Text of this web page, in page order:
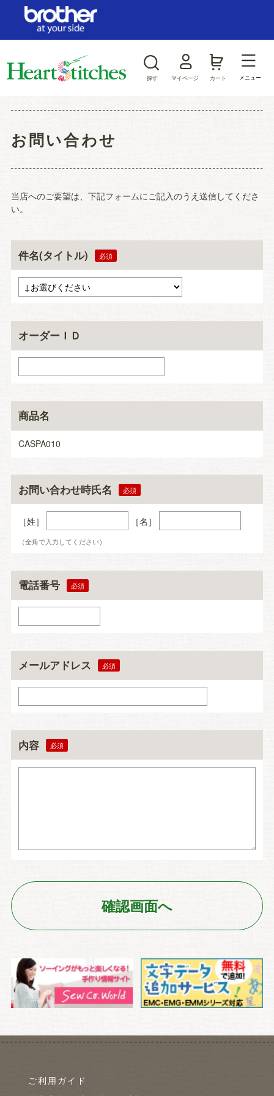
探す マイページ カート メニュー
お問い合わせ
当店へのご要望は、下記フォームにご記入のうえ送信してくださ
い。
件名(タイトル)
オーダーＩＤ
商品名
CASPA010
お問い合わせ時氏名
［姓］ ［名］
（全角で入力してください）
電話番号
メールアドレス
内容
ご利用ガイド
ログイン/新規会員登録
ジャンルから探す